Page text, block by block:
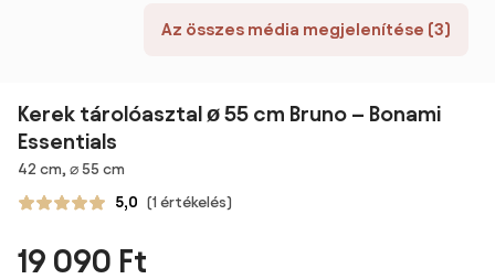
Az összes média megjelenítése (3)
Kerek tárolóasztal ø 55 cm Bruno – Bonami
Essentials
Méretek
42 cm, ⌀ 55 cm
5,0 (1 értékelés)
19 090 Ft